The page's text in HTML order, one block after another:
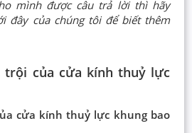
mình được câu trả lời thì hãy
đây của chúng tôi để biết thêm
của cửa kính thuỷ lực
cửa kính thuỷ lực khung bao